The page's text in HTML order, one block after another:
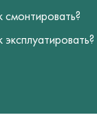
смонтировать?
эксплуатировать?